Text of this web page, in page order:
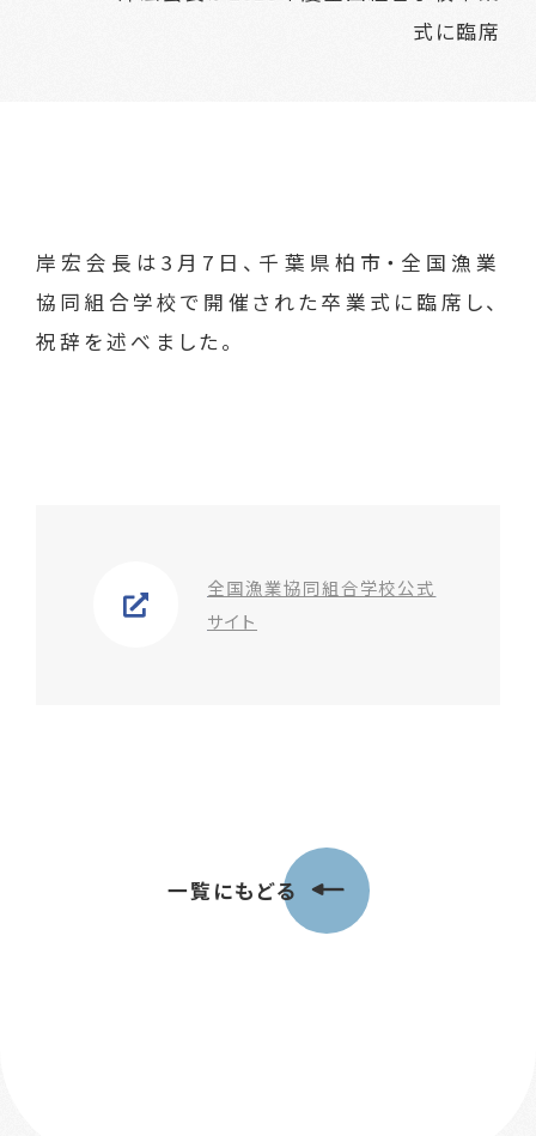
式に臨席
岸宏会長は3月7日、千葉県柏市・全国漁業
協同組合学校で開催された卒業式に臨席し、
祝辞を述べました。
全国漁業協同組合学校公式
サイト
一覧にもどる